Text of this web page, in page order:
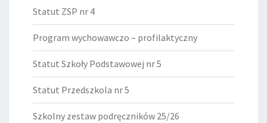
Statut ZSP nr 4
Program wychowawczo – profilaktyczny
Statut Szkoły Podstawowej nr 5
Statut Przedszkola nr 5
Szkolny zestaw podręczników 25/26